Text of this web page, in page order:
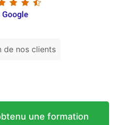
de nos clients
une formation